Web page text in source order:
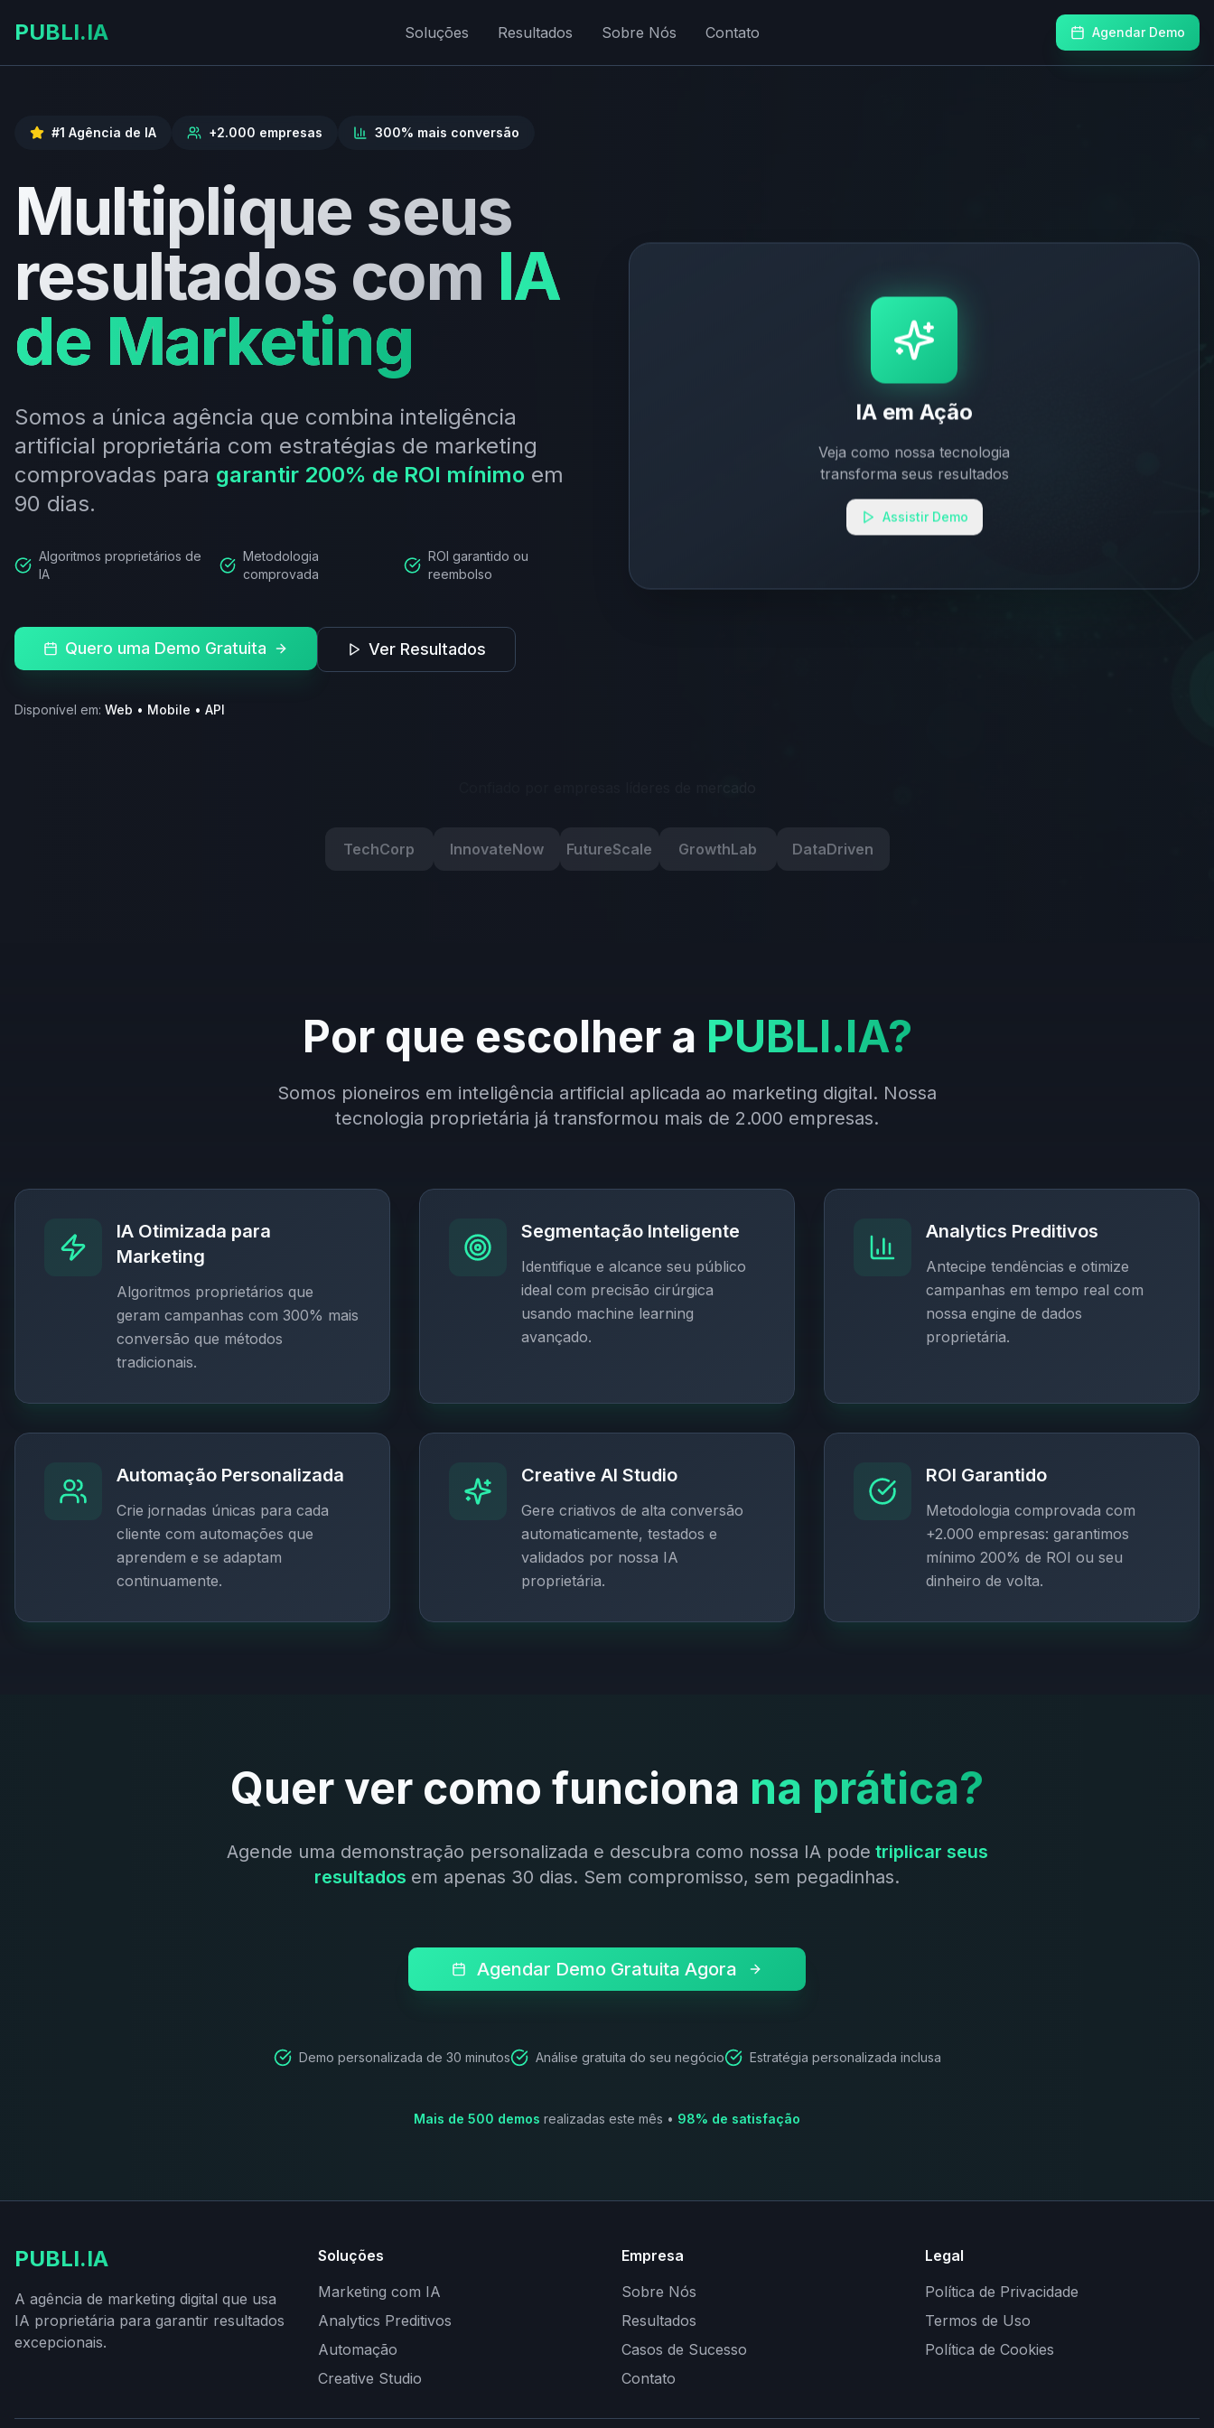
PUBLI.IA Soluções Resultados Sobre Nós Contato Agendar Demo
#1 Agência de IA +2.000 empresas 300% mais conversão
Multiplique seus
resultados com IA
de Marketing
Somos a única agência que combina inteligência
artificial proprietária com estratégias de marketing
comprovadas para garantir 200% de ROI mínimo em
90 dias.
Algoritmos proprietários de
IA
Metodologia
comprovada
ROI garantido ou
reembolso
Quero uma Demo Gratuita Ver Resultados
Disponível em: Web • Mobile • API
IA em Ação
Veja como nossa tecnologia
transforma seus resultados
Assistir Demo
TechCorp InnovateNow FutureScale GrowthLab DataDriven
Por que escolher a PUBLI.IA?
Somos pioneiros em inteligência artificial aplicada ao marketing digital. Nossa
tecnologia proprietária já transformou mais de 2.000 empresas.
IA Otimizada para
Marketing
Algoritmos proprietários que
geram campanhas com 300% mais
conversão que métodos
tradicionais.
Segmentação Inteligente
Identifique e alcance seu público
ideal com precisão cirúrgica
usando machine learning
avançado.
Analytics Preditivos
Antecipe tendências e otimize
campanhas em tempo real com
nossa engine de dados
proprietária.
Automação Personalizada
Crie jornadas únicas para cada
cliente com automações que
aprendem e se adaptam
continuamente.
Creative AI Studio
Gere criativos de alta conversão
automaticamente, testados e
validados por nossa IA
proprietária.
ROI Garantido
Metodologia comprovada com
+2.000 empresas: garantimos
mínimo 200% de ROI ou seu
dinheiro de volta.
Quer ver como funciona na prática?
Agende uma demonstração personalizada e descubra como nossa IA pode triplicar seus
resultados em apenas 30 dias. Sem compromisso, sem pegadinhas.
Agendar Demo Gratuita Agora
Demo personalizada de 30 minutos Análise gratuita do seu negócio Estratégia personalizada inclusa
Mais de 500 demos realizadas este mês • 98% de satisfação
PUBLI.IA
A agência de marketing digital que usa
IA proprietária para garantir resultados
excepcionais.
Soluções
Marketing com IA
Analytics Preditivos
Automação
Creative Studio
Empresa
Sobre Nós
Resultados
Casos de Sucesso
Contato
Legal
Política de Privacidade
Termos de Uso
Política de Cookies